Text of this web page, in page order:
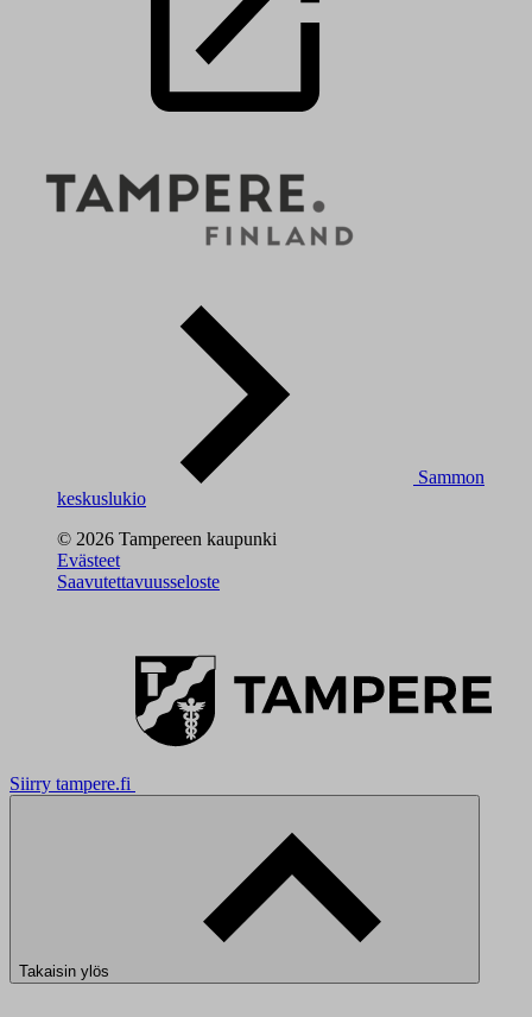
Sammon
keskuslukio
© 2026 Tampereen kaupunki
Evästeet
Saavutettavuusseloste
Siirry tampere.fi
Takaisin ylös